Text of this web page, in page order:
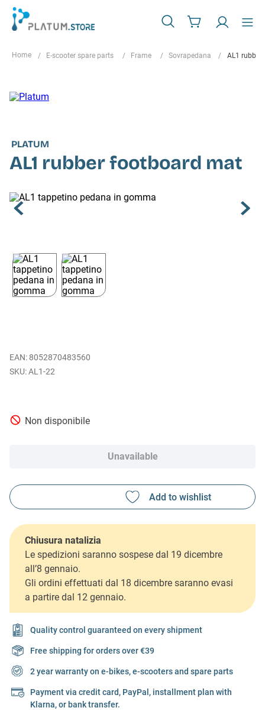
E-scooter spare parts Frame Sovrapedana AL1
PLATUM
AL1 rubber footboard mat
EAN: 8052870483560
AL1-22
Non disponibile
Unavailable
Chiusura natalizia
Le spedizioni saranno sospese dal 19 dicembre
all’8 gennaio.
Gli ordini effettuati dal 18 dicembre saranno evasi
a partire dal 12 gennaio.
Quality control guaranteed on every shipment
Free shipping for orders over €39
2 year warranty on e-bikes, e-scooters and spare parts
Payment via credit card, PayPal, installment plan with
Klarna, or bank transfer.